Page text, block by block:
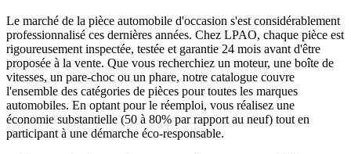
Le marché de la pièce automobile d'occasion s'est considérablement
professionnalisé ces dernières années. Chez LPAO, chaque pièce est
rigoureusement inspectée, testée et garantie 24 mois avant d'être
proposée à la vente. Que vous recherchiez un moteur, une boîte de
vitesses, un pare-choc ou un phare, notre catalogue couvre
l'ensemble des catégories de pièces pour toutes les marques
automobiles. En optant pour le réemploi, vous réalisez une
économie substantielle (50 à 80% par rapport au neuf) tout en
participant à une démarche éco-responsable.